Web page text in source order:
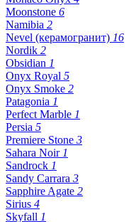
Moonstone 6
Namibia 2
Nevel (керамогранит) 16
Nordik 2
Obsidian 1
Onyx Royal 5
Onyx Smoke 2
Patagonia 1
Perfect Marble 1
Persia 5
Premiere Stone 3
Sahara Noir 1
Sandrock 1
Sandy Carrara 3
Sapphire Agate 2
Sirius 4
Skyfall 1